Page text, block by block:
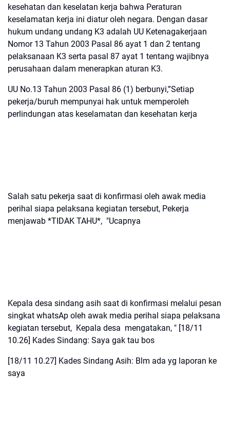
kesehatan dan keselatan kerja bahwa Peraturan
keselamatan kerja ini diatur oleh negara. Dengan dasar
hukum undang undang K3 adalah UU Ketenagakerjaan
Nomor 13 Tahun 2003 Pasal 86 ayat 1 dan 2 tentang
pelaksanaan K3 serta pasal 87 ayat 1 tentang wajibnya
perusahaan dalam menerapkan aturan K3.
UU No.13 Tahun 2003 Pasal 86 (1) berbunyi,”Setiap
pekerja/buruh mempunyai hak untuk memperoleh
perlindungan atas keselamatan dan kesehatan kerja
Salah satu pekerja saat di konfirmasi oleh awak media
perihal siapa pelaksana kegiatan tersebut, Pekerja
menjawab *TIDAK TAHU*, "Ucapnya
Kepala desa sindang asih saat di konfirmasi melalui pesan
singkat whatsAp oleh awak media perihal siapa pelaksana
kegiatan tersebut, Kepala desa mengatakan, " [18/11
10.26] Kades Sindang: Saya gak tau bos
[18/11 10.27] Kades Sindang Asih: Blm ada yg laporan ke
saya